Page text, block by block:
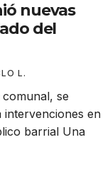
nuevas
del
L.
se
intervenciones en
barrial Una